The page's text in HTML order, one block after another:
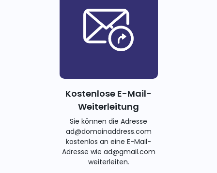
Kostenlose E-Mail-
Weiterleitung
Sie können die Adresse
ad@domainaddress.com
kostenlos an eine E-Mail-
Adresse wie ad@gmail.com
weiterleiten.